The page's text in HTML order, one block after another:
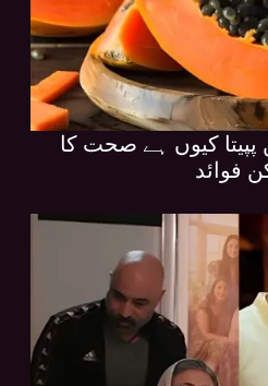
کیوں ہے صحت کا
فوائد